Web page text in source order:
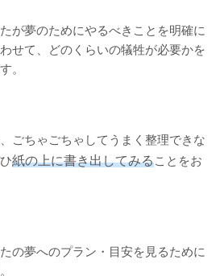
が夢のためにやるべきことを明確に
せて、どのくらいの犠牲が必要かを
。
ごちゃごちゃしてうまく整理できな
紙の上に書き出してみることをお
の夢へのプラン・目安を見るために